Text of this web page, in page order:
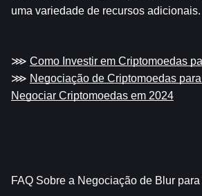
uma variedade de recursos adicionais.
⋙ Como Investir em Criptomoedas
⋙ Negociação de Criptomoedas
Negociar Criptomoedas em 2024
FAQ Sobre a Negociação de Blur